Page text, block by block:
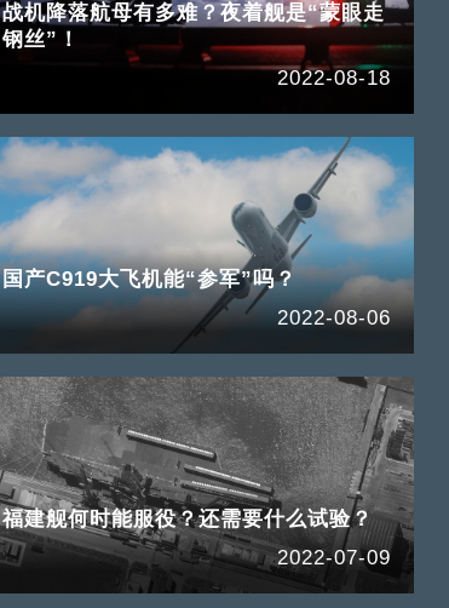
战机降落航母有多难？夜着舰是“蒙眼走
钢丝”！
2022-08-18
国产C919大飞机能“参军”吗？
2022-08-06
福建舰何时能服役？还需要什么试验？
2022-07-09